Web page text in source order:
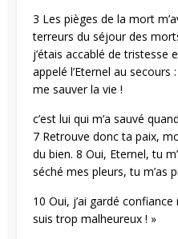
3 Les pièges de la mort
terreurs du séjour des
j’étais accablé de tristesse
appelé l’Eternel au secours
me sauver la vie !
c’est lui qui m’a sauvé
7 Retrouve donc ta paix,
du bien. 8 Oui, Eternel, tu
séché mes pleurs, tu m’as
10 Oui, j’ai gardé
suis trop malheureux ! »